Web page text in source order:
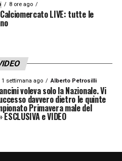
8 ore ago
LIVE: tutte le
1 settimana ago Alberto Petrosilli
voleva solo la Nazionale. Vi
davvero dietro le quinte
Primavera male del
e VIDEO